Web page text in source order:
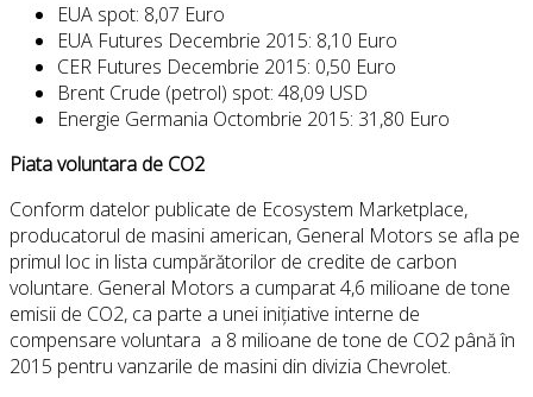
EUA spot: 8,07 Euro
EUA Futures Decembrie 2015: 8,10 Euro
CER Futures Decembrie 2015: 0,50 Euro
Brent Crude (petrol) spot: 48,09 USD
Energie Germania Octombrie 2015: 31,80 Euro
Piata voluntara de CO2
Conform datelor publicate de Ecosystem Marketplace,
producatorul de masini american, General Motors se afla pe
primul loc in lista cumpărătorilor de credite de carbon
voluntare. General Motors a cumparat 4,6 milioane de tone
emisii de CO2, ca parte a unei inițiative interne de
compensare voluntara a 8 milioane de tone de CO2 până în
2015 pentru vanzarile de masini din divizia Chevrolet.